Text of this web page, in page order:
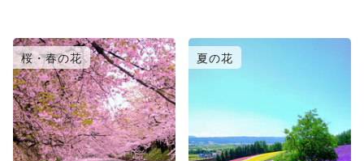
桜・春の花 夏の花